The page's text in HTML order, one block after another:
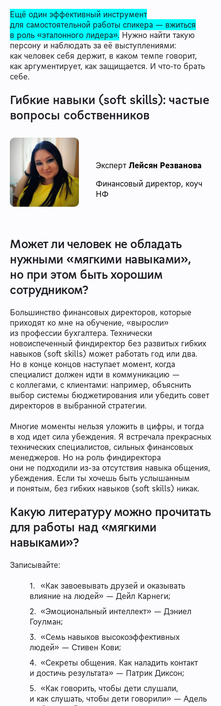
Ещё один эффективный инструмент
для самостоятельной работы спикера — вжиться
в роль «эталонного лидера». Нужно найти такую
персону и наблюдать за её выступлениями:
как человек себя держит, в каком темпе говорит,
как аргументирует, как защищается. И что-то брать
себе.
Гибкие навыки (soft skills): частые
вопросы собственников
Эксперт Лейсян Резванова
Финансовый директор, коуч
НФ
Может ли человек не обладать
нужными «мягкими навыками»,
но при этом быть хорошим
сотрудником?
Большинство финансовых директоров, которые
приходят ко мне на обучение, «выросли»
из профессии бухгалтера. Технически
новоиспеченный финдиректор без развитых гибких
навыков (soft skills) может работать год или два.
Но в конце концов наступает момент, когда
специалист должен идти в коммуникацию —
с коллегами, c клиентами: например, объяснить
выбор системы бюджетирования или убедить совет
директоров в выбранной стратегии.
Многие моменты нельзя уложить в цифры, и тогда
в ход идет сила убеждения. Я встречала прекрасных
технических специалистов, сильных финансовых
менеджеров. Но на роль финдиректора
они не подходили из-за отсутствия навыка общения,
убеждения. Если ты хочешь быть услышанным
и понятым, без гибких навыков (soft skills) никак.
Какую литературу можно прочитать
для работы над «мягкими
навыками»?
Записывайте:
«Как завоевывать друзей и оказывать
влияние на людей» — Дейл Карнеги;
«Эмоциональный интеллект» — Дэниел
Гоулман;
«Семь навыков высокоэффективных
людей» — Стивен Кови;
«Секреты общения. Как наладить контакт
и достичь результата» — Патрик Диксон;
«Как говорить, чтобы дети слушали,
и как слушать, чтобы дети говорили» — Адель